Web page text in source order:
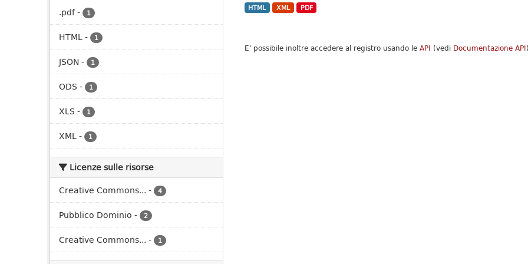
.pdf- 1
HTML- 1
JSON - 1
ODS - 1
XLS - 1
XML- 1
Licenze sulle risorse
Creative Commons... - 4
Pubblico Dominio - 2
Creative Commons... - 1
HTML XML PDF
E' possibile inoltre accedere al registro usando le API (vedi Documentazione API